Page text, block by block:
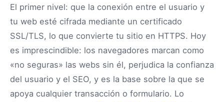
El primer nivel: que la conexión entre el usuario y
tu web esté cifrada mediante un certificado
SSL/TLS, lo que convierte tu sitio en HTTPS. Hoy
es imprescindible: los navegadores marcan como
«no seguras» las webs sin él, perjudica la confianza
del usuario y el SEO, y es la base sobre la que se
apoya cualquier transacción o formulario. Lo